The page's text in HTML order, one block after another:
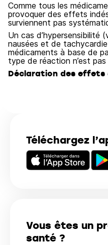
Téléchargez
Vous êtes un
santé ?
Comme tous les
provoquer des effets
surviennent pas
Un cas d’hypersensibilité
nausées et de
médicaments à base de
type de réaction n’est pas
Déclaration des effets